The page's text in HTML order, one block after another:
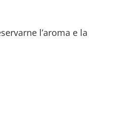
l’aroma e la